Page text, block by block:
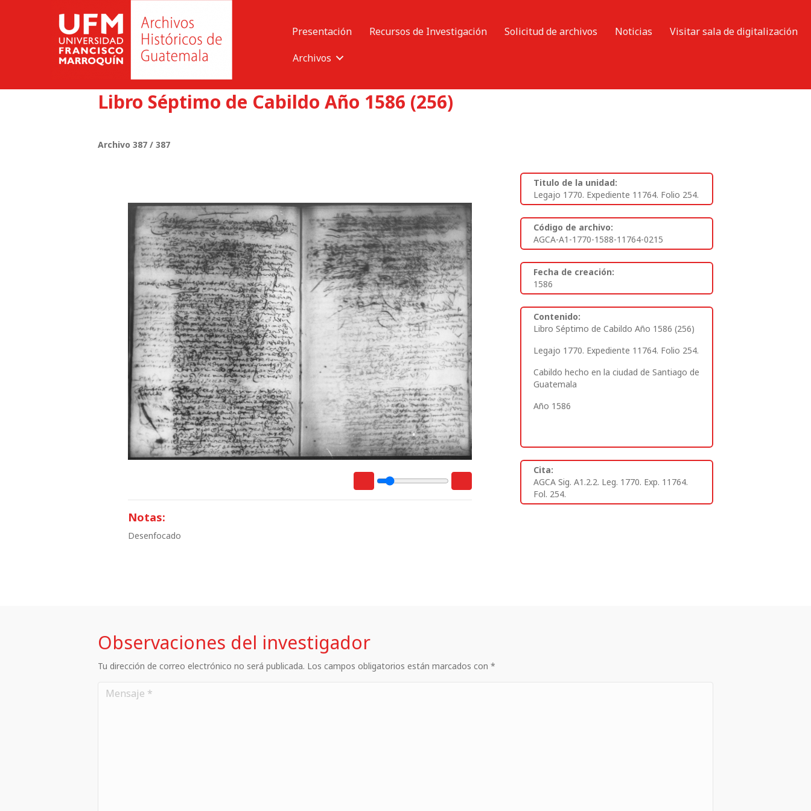
Presentación Recursos de Investigación Solicitud de archivos Noticias
Visitar sala de digitalización
Archivos
Libro Séptimo de Cabildo Año 1586 (256)
Archivo 387 / 387
Notas:
Desenfocado
Titulo de la unidad:
Legajo 1770. Expediente 11764. Folio 254.
Código de archivo:
AGCA-A1-1770-1588-11764-0215
Fecha de creación:
1586
Contenido:
Libro Séptimo de Cabildo Año 1586 (256)
Legajo 1770. Expediente 11764. Folio 254.
Cabildo hecho en la ciudad de Santiago de
Guatemala
Año 1586
Cita:
AGCA Sig. A1.2.2. Leg. 1770. Exp. 11764.
Fol. 254.
Observaciones del investigador
Tu dirección de correo electrónico no será publicada. Los campos obligatorios están marcados con *